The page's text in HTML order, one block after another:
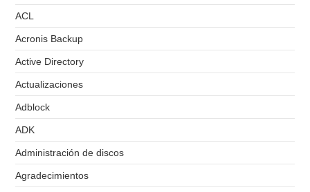
ACL
Acronis Backup
Active Directory
Actualizaciones
Adblock
ADK
Administración de discos
Agradecimientos